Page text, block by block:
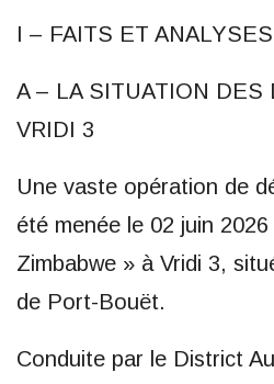
I – FAITS ET ANALYSES
A – LA SITUATION DES
VRIDI 3
Une vaste opération de
été menée le 02 juin
Zimbabwe » à Vridi 3,
de Port-Bouët.
Conduite par le District